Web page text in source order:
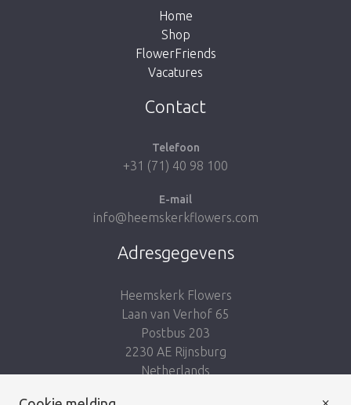
Breng me naar de shop
Home
Shop
FlowerFriends
Vacatures
Contact
Telefoon
+31 (71) 40 98 100
E-mail
info@heemskerkflowers.com
Adresgegevens
Heemskerk Flowers
Laan van Verhof 65
Postbus 203
2230 AE Rijnsburg
Netherlands